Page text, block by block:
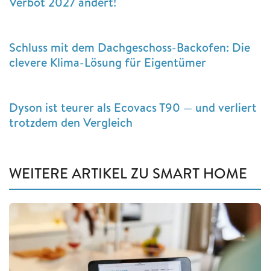
Schluss mit dem Dachgeschoss-Backofen: Die
clevere Klima-Lösung für Eigentümer
Dyson ist teurer als Ecovacs T90 — und verliert
trotzdem den Vergleich
WEITERE ARTIKEL ZU SMART HOME